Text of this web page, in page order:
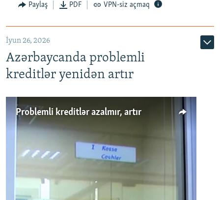
Auto 240p 360p 480p
720p 1080p
Paylaş PDF VPN-siz açmaq
İyun 26, 2026
Azərbaycanda problemli
kreditlər yenidən artır
Problemli kreditlər azalmır, artır